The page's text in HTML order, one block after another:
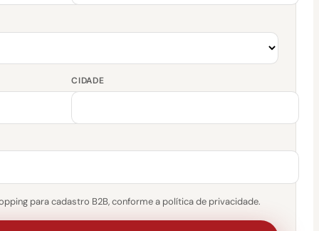
CIDADE
para cadastro B2B, conforme a política de privacidade.